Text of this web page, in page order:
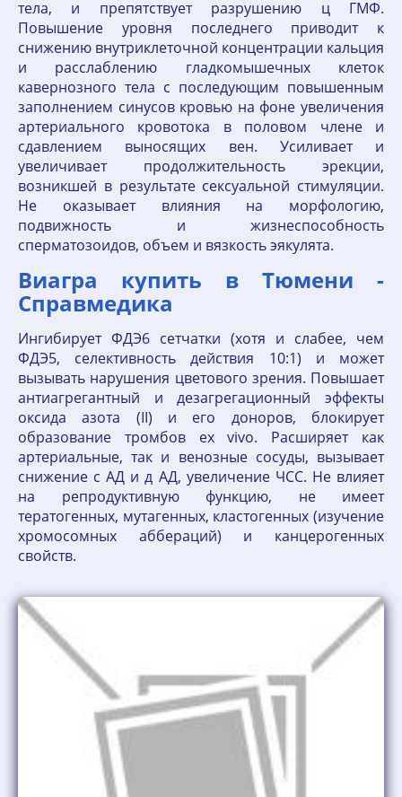
тела, и препятствует разрушению ц ГМФ.
Повышение уровня последнего приводит к
снижению внутриклеточной концентрации кальция
и расслаблению гладкомышечных клеток
кавернозного тела с последующим повышенным
заполнением синусов кровью на фоне увеличения
артериального кровотока в половом члене и
сдавлением выносящих вен. Усиливает и
увеличивает продолжительность эрекции,
возникшей в результате сексуальной стимуляции.
Не оказывает влияния на морфологию,
подвижность и жизнеспособность
сперматозоидов, объем и вязкость эякулята.
Виагра купить в Тюмени -
Справмедика
Ингибирует ФДЭ6 сетчатки (хотя и слабее, чем
ФДЭ5, селективность действия 10:1) и может
вызывать нарушения цветового зрения. Повышает
антиагрегантный и дезагрегационный эффекты
оксида азота (II) и его доноров, блокирует
образование тромбов ex vivo. Расширяет как
артериальные, так и венозные сосуды, вызывает
снижение с АД и д АД, увеличение ЧСС. Не влияет
на репродуктивную функцию, не имеет
тератогенных, мутагенных, кластогенных (изучение
хромосомных аббераций) и канцерогенных
свойств.